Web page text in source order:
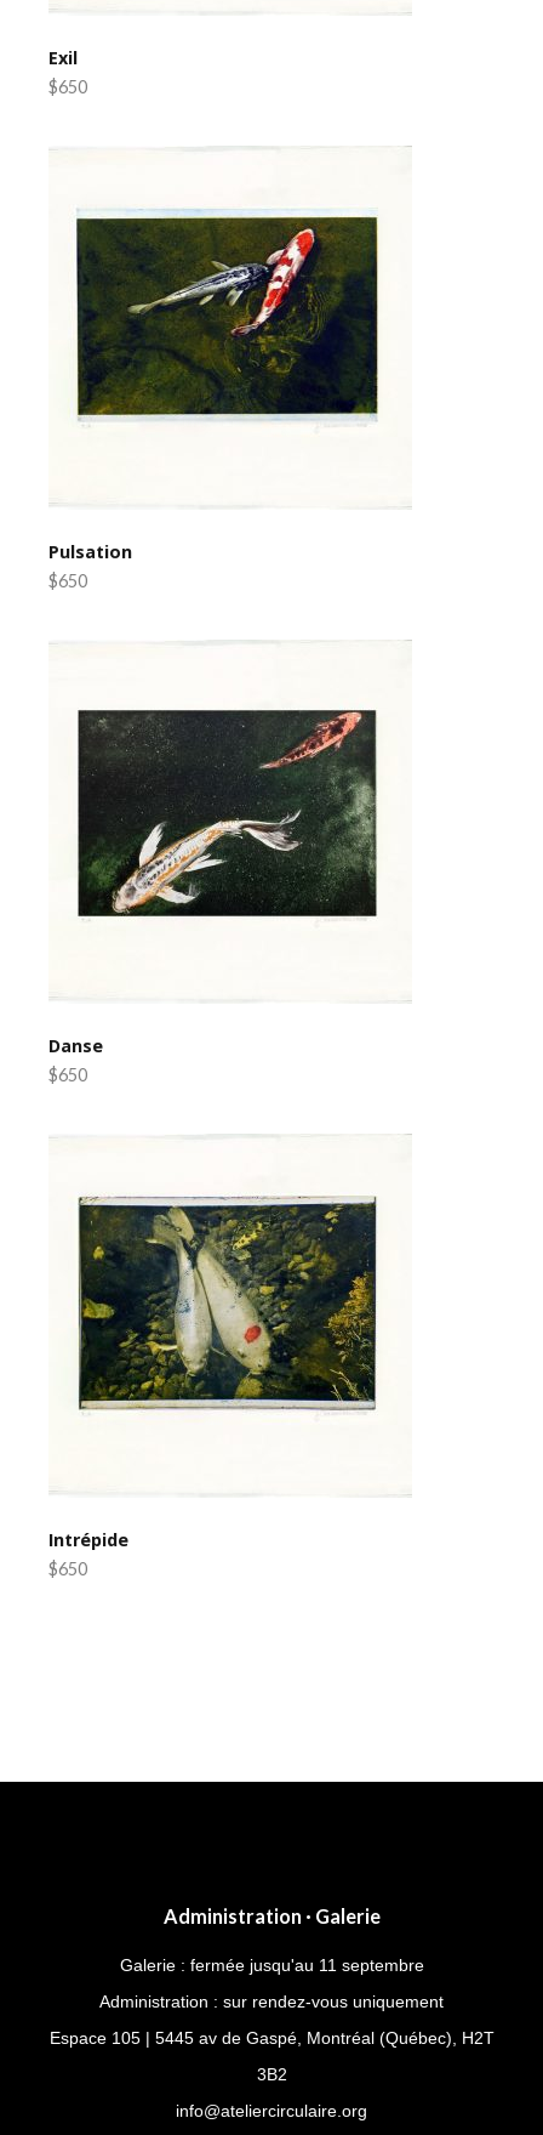
Exil
$650
Pulsation
$650
Danse
$650
Intrépide
$650
navigation
Administration · Galerie
Galerie : fermée jusqu'au 11 septembre
Administration : sur rendez-vous uniquement
Espace 105 | 5445 av de Gaspé, Montréal (Québec), H2T
3B2
info@ateliercirculaire.org